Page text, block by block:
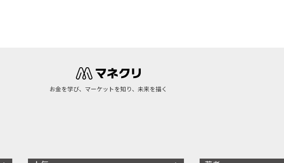
お金を学び、マーケットを知り、未来を描く